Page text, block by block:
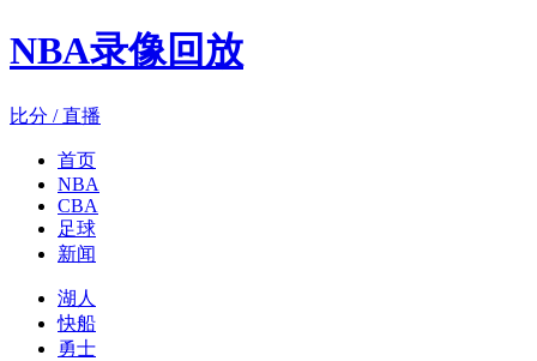
NBA录像回放
比分 / 直播
首页
NBA
CBA
足球
新闻
湖人
快船
勇士